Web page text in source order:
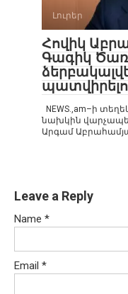
Լուրեր
Հովիկ
Գագիկ
NEWS.,am–ի
նախկին
Արգամ
Leave a Reply
Name *
Email *